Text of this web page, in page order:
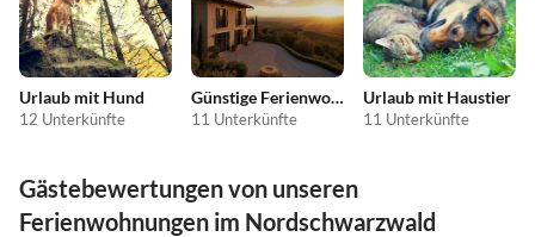
Urlaub mit Hund
12 Unterkünfte
Günstige Ferienwohnungen
11 Unterkünfte
Urlaub mit Haustier
11 Unterkünfte
Gästebewertungen von unseren
Ferienwohnungen im Nordschwarzwald